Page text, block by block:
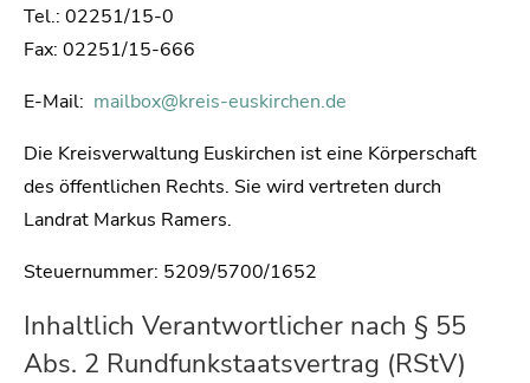
Tel.: 02251/15-0
Fax: 02251/15-666
E-Mail: mailbox@kreis-euskirchen.de
Die Kreisverwaltung Euskirchen ist eine Körperschaft
des öffentlichen Rechts. Sie wird vertreten durch
Landrat Markus Ramers.
Steuernummer: 5209/5700/1652
Inhaltlich Verantwortlicher nach § 55
Abs. 2 Rundfunkstaatsvertrag (RStV)